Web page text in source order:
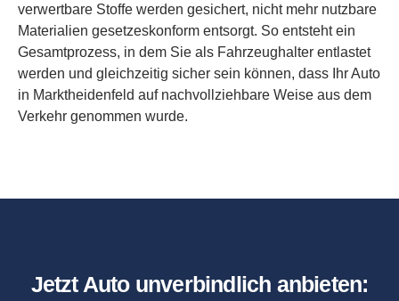
verwertbare Stoffe werden gesichert, nicht mehr nutzbare
Materialien gesetzeskonform entsorgt. So entsteht ein
Gesamtprozess, in dem Sie als Fahrzeughalter entlastet
werden und gleichzeitig sicher sein können, dass Ihr Auto
in Marktheidenfeld auf nachvollziehbare Weise aus dem
Verkehr genommen wurde.
Jetzt Auto unverbindlich anbieten: